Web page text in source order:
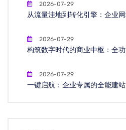
2026-07-29
从流量洼地到转化引擎：企业
2026-07-29
构筑数字时代的商业中枢：全
2026-07-29
一键启航：企业专属的全能建